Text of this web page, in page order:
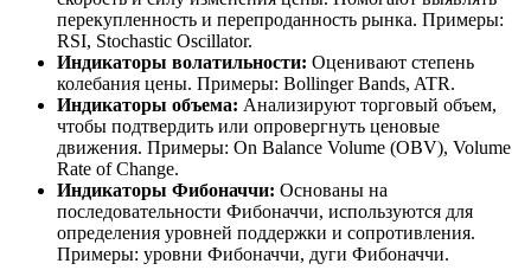
перекупленность и перепроданность рынка. Примеры:
RSI, Stochastic Oscillator.
Индикаторы волатильности: Оценивают степень
колебания цены. Примеры: Bollinger Bands, ATR.
Индикаторы объема: Анализируют торговый объем,
чтобы подтвердить или опровергнуть ценовые
движения. Примеры: On Balance Volume (OBV), Volume
Rate of Change.
Индикаторы Фибоначчи: Основаны на
последовательности Фибоначчи, используются для
определения уровней поддержки и сопротивления.
Примеры: уровни Фибоначчи, дуги Фибоначчи.